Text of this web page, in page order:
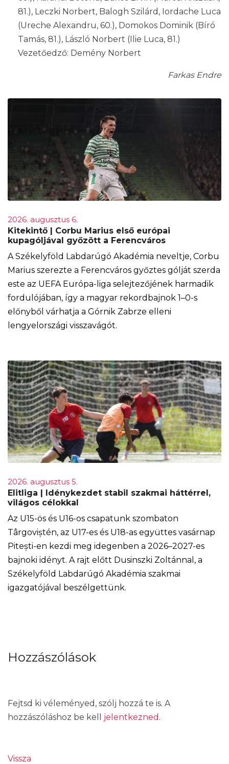
81.), Leczki Norbert, Balogh Szilárd, Iordache Luca
(Ureche Alexandru, 60.), Domokos Dominik (Bíró
Tamás, 81.), László Norbert (Ilie Luca, 81.)
Vezetőedző: Demény Norbert
Farkas Endre
2026. augusztus 6.
Kitekintő | Corbu Marius első európai
kupagóljával győzött a Ferencváros
A Székelyföld Labdarúgó Akadémia neveltje, Corbu
Marius szerezte a Ferencváros győztes gólját szerda
este az UEFA Európa-liga selejtezőjének harmadik
fordulójában, így a magyar rekordbajnok 1–0-s
előnyből várhatja a Górnik Zabrze elleni
lengyelországi visszavágót.
2026. augusztus 5.
Elitliga | Idénykezdet stabil szakmai háttérrel,
világos célokkal
Az U15-ös és U16-os csapatunk szombaton
Târgoviștén, az U17-es és U18-as együttes vasárnap
Pitești-en kezdi meg idegenben a 2026–2027-es
bajnoki idényt. A rajt előtt Dusinszki Zoltánnal, a
Székelyföld Labdarúgó Akadémia szakmai
igazgatójával beszélgettünk.
Hozzászólások
Fejtsd ki véleményed, szólj hozzá te is. A
hozzászóláshoz be kell jelentkezned .
Vissza